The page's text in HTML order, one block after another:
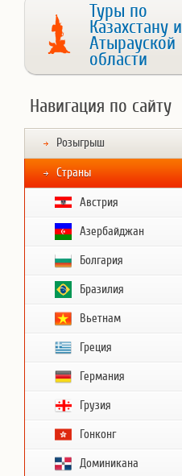
Туры по
Казахстану и
Атырауской
области
Навигация по сайту
Розыгрыш
Страны
Австрия
Азербайджан
Болгария
Бразилия
Вьетнам
Греция
Германия
Грузия
Гонконг
Доминикана